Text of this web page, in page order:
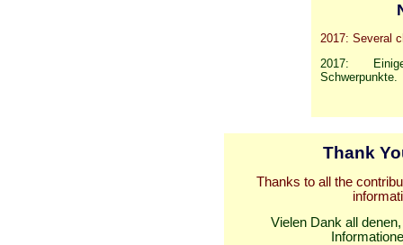
2017: Several
2017:
Schwerpunkte.
Thank
Thanks to all the
Vielen Dank all